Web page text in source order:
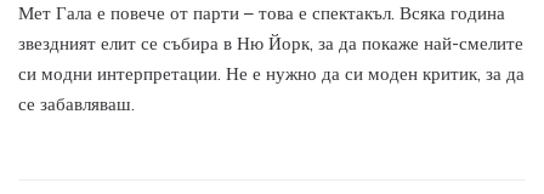
Мет Гала е повече от парти – това е спектакъл. Всяка година
звездният елит се събира в Ню Йорк, за да покаже най-смелите
си модни интерпретации. Не е нужно да си моден критик, за да
се забавляваш.